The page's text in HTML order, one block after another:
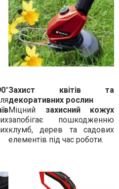
Захист квітів та
декоративних рослин
Міцний захисний кожух
запобігає пошкодженню
клумб, дерев та садових
елементів під час роботи.